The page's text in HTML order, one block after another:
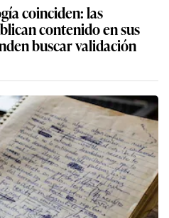
coinciden: las
contenido en sus
buscar validación